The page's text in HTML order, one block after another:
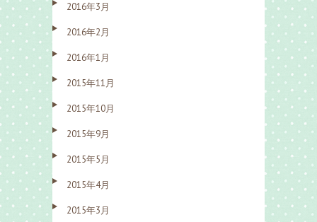
2016年3月
2016年2月
2016年1月
2015年11月
2015年10月
2015年9月
2015年5月
2015年4月
2015年3月